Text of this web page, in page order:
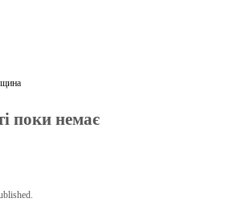
поки немає